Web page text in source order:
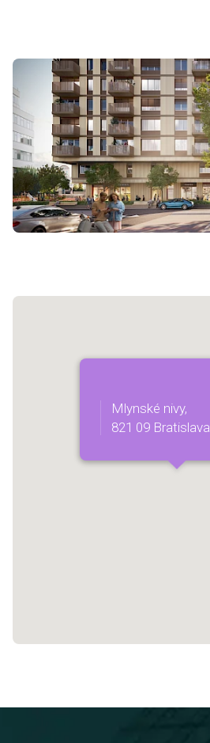
Mlynské nivy,
821 09 Bratislava